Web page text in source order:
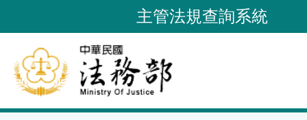
到
要
內
容
主管法規查詢系統